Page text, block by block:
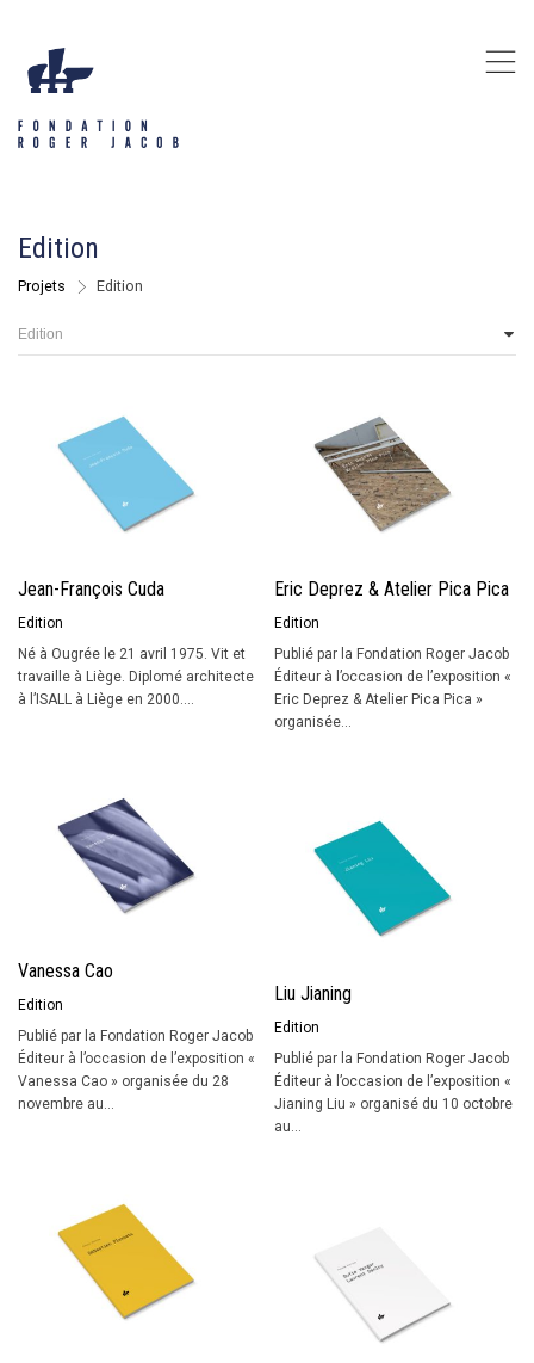
,
Edition
Projets > Edition
Jean-François Cuda
Edition
Né à Ougrée le 21 avril 1975. Vit et
travaille à Liège. Diplomé architecte
à l’ISALL à Liège en 2000....
Eric Deprez & Atelier Pica Pica
Edition
Publié par la Fondation Roger Jacob
Éditeur à l’occasion de l’exposition «
Eric Deprez & Atelier Pica Pica »
organisée...
Vanessa Cao
Edition
Publié par la Fondation Roger Jacob
Éditeur à l’occasion de l’exposition «
Vanessa Cao » organisée du 28
novembre au...
Liu Jianing
Edition
Publié par la Fondation Roger Jacob
Éditeur à l’occasion de l’exposition «
Jianing Liu » organisé du 10 octobre
au...